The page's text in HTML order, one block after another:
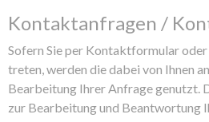
Kontaktanfragen /
Sofern Sie per Kontaktformular
treten, werden die dabei von Ihnen
Bearbeitung Ihrer Anfrage genutzt.
zur Bearbeitung und Beantwortung